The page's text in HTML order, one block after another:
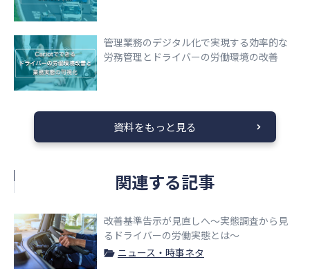
管理業務のデジタル化で実現する効率的な
労務管理とドライバーの労働環境の改善
資料をもっと見る
関連する記事
改善基準告示が見直しへ〜実態調査から見
るドライバーの労働実態とは〜
ニュース・時事ネタ